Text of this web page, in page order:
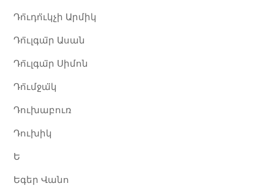
Դո̈ւդո̈ւկչի Արմիկ
Դո̈ւլգա̈ր Ասան
Դո̈ւլգա̈ր Սիմոն
Դո̈ւմջա̈կ
Դուխաբուռ
Դուխիկ
Ե
Եգեր Վանո